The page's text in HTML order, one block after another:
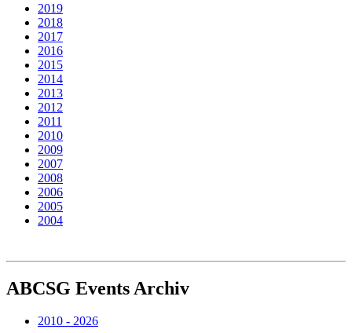
2019
2018
2017
2016
2015
2014
2013
2012
2011
2010
2009
2007
2008
2006
2005
2004
ABCSG Events Archiv
2010 - 2026